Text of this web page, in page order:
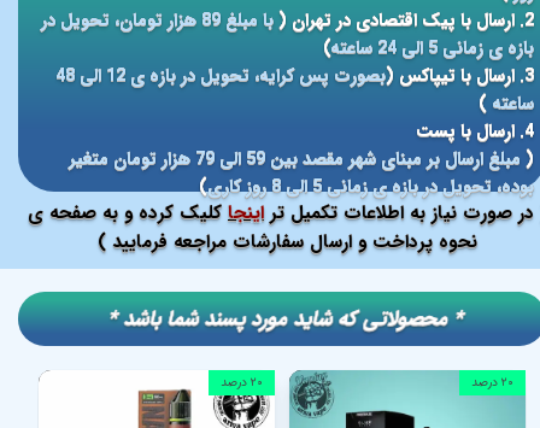
صورت نیاز به اطلاعات تکمیل تراینجا کلیک کرده و به صفحه ی
نحوه پرداخت و ارسال سفارشات مراجعه فرمایید )
2. ارسال با پیک اقتصادی در تهران (
با مبلغ 89 هزار تومان، تحویل در
بازه ی زمانی 5 الی 24 ساعته
)
3. ارسال با تیپاکس (
بصورت پس کرایه، تحویل در بازه ی 12 الی 48
ساعته )
4. ارسال با پست
(
مبلغ ارسال بر مبنای شهر مقصد بین 59 الی 79 هزار تومان متغیر
بوده، تحویل در بازه ی زمانی 5 الی 8 روز کاری
)
۲۰ درصد ۲۰ درصد
​​* محصولاتی که شاید مورد پسند شما باشد *